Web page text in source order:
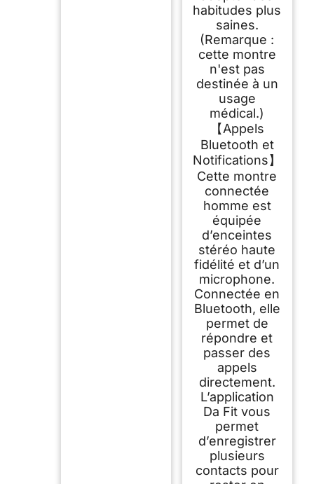
habitudes plus
saines.
(Remarque :
cette montre
n'est pas
destinée à un
usage
médical.)
【Appels
Bluetooth et
Notifications】
Cette montre
connectée
homme est
équipée
d’enceintes
stéréo haute
fidélité et d’un
microphone.
Connectée en
Bluetooth, elle
permet de
répondre et
passer des
appels
directement.
L’application
Da Fit vous
permet
d’enregistrer
plusieurs
contacts pour